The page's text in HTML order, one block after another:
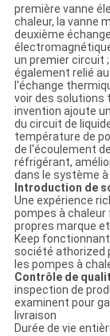
première vanne
chaleur, la vanne
deuxième
un premier circuit
également relié
l'échange
voir des solutions
invention ajoute
du circuit de
température de
de l'écoulement
réfrigérant,
dans le système
Introduction de
Une expérience
pompes à
propres marque
Keep
société athorized
les pompes à
Contrôle de
inspection de
examinent pour
livraison
Durée de vie